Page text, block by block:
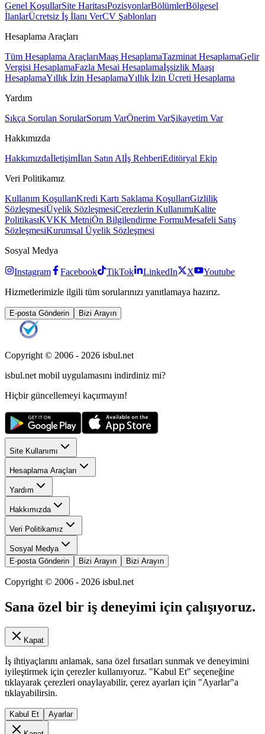
Genel KoşullarSite HaritasıPozisyonlarBölümlerBölgesel
İlanlarÜcretsiz İş İlanı VerCV Şablonları
Hesaplama Araçları
Tüm Hesaplama AraçlarıMaaş HesaplamaTazminat HesaplamaGelir
Vergisi HesaplamaFazla Mesai Hesaplamaİşsizlik Maaşı
HesaplamaYıllık İzin HesaplamaYıllık İzin Ücreti Hesaplama
Yardım
Sıkça Sorulan SorularSorum VarÖnerim VarŞikayetim Var
Hakkımızda
Hakkımızdaİletişimİlan Satın Alİş RehberiEditöryal Ekip
Veri Politikamız
Kullanım KoşullarıKredi Kartı Saklama KoşullarıGizlilik
SözleşmesiÜyelik SözleşmesiÇerezlerin KullanımıKalite
PolitikasıKVKK MetniÖn Bilgilendirme FormuMesafeli Satış
SözleşmesiKurumsal Üyelik Sözleşmesi
Sosyal Medya
Instagram Facebook TikTok LinkedIn X
Youtube
Hizmetlerimizle ilgili tüm sorularınızı yanıtlamaya hazırız.
E-posta Gönderin Bizi Arayın
Copyright © 2006 - 2026 isbul.net
isbul.netmobil uygulamasını indirdiniz mi?
Hiçbir güncellemeyi kaçırmayın!
Site Kullanımı
Hesaplama Araçları
Yardım
Hakkımızda
Veri Politikamız
Sosyal Medya
E-posta Gönderin
Bizi Arayın Bizi Arayın
Copyright © 2006 - 2026 isbul.net
Sana özel bir iş deneyimi için çalışıyoruz.
Kapat
İş ihtiyaçlarını anlamak, sana özel fırsatları sunmak ve deneyimini
iyileştirmek için çerezler kullanıyoruz. "Kabul Et" seçeneğine
tıklayarak çerezleri onaylayabilir, çerez ayarları için "Ayarlar"a
tıklayabilirsin.
Kabul Et Ayarlar